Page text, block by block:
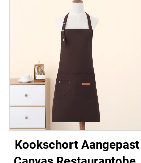
Kookschort Aangepast